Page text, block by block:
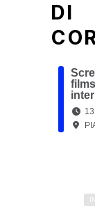
DI